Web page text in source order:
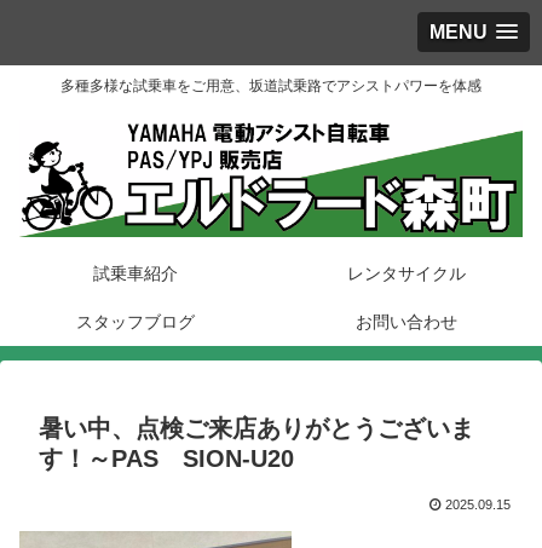
MENU
多種多様な試乗車をご用意、坂道試乗路でアシストパワーを体感
試乗車紹介 レンタサイクル
スタッフブログ お問い合わせ
暑い中、点検ご来店ありがとうございま
す！～PAS SION-U20
2025.09.15